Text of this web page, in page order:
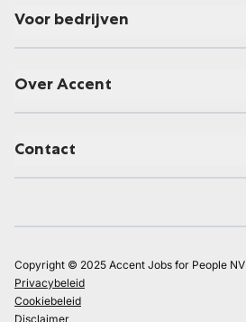
Voor bedrijven
Over Accent
Contact
Copyright © 2025 Accent Jobs for People NV
Privacybeleid
Cookiebeleid
Disclaimer